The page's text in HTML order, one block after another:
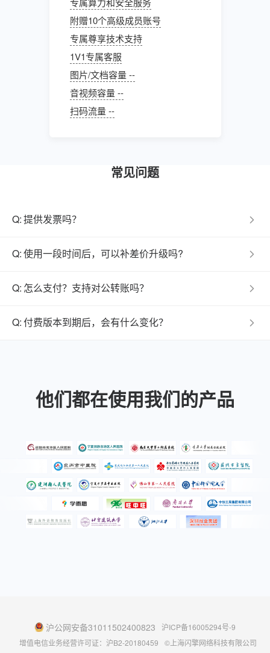
附赠10个高级成员账号
专属尊享技术支持
1V1专属客服
图片/文档容量 --
音视频容量 --
扫码流量 --
常见问题
Q:提供发票吗？
出。
Q:使用一段时间后，可以补差价升级吗?
效期天数 × 剩余有效期天数）。
Q: 怎么支付？支持对公转账吗？
Q:付费版本到期后，会有什么变化？
他们都在使用我们的产品
沪公网安备31011502400823
沪ICP备16005294号-9
增值电信业务经营许可证：沪B2-20180459
©上海闪擎网络科技有限公司